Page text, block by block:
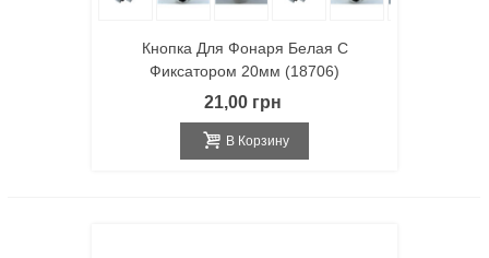
Кнопка Для Фонаря Белая С
Фиксатором 20мм (18706)
21,00 грн
В Корзину